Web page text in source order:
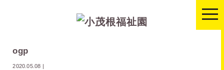
ogp
2020.05.08 |